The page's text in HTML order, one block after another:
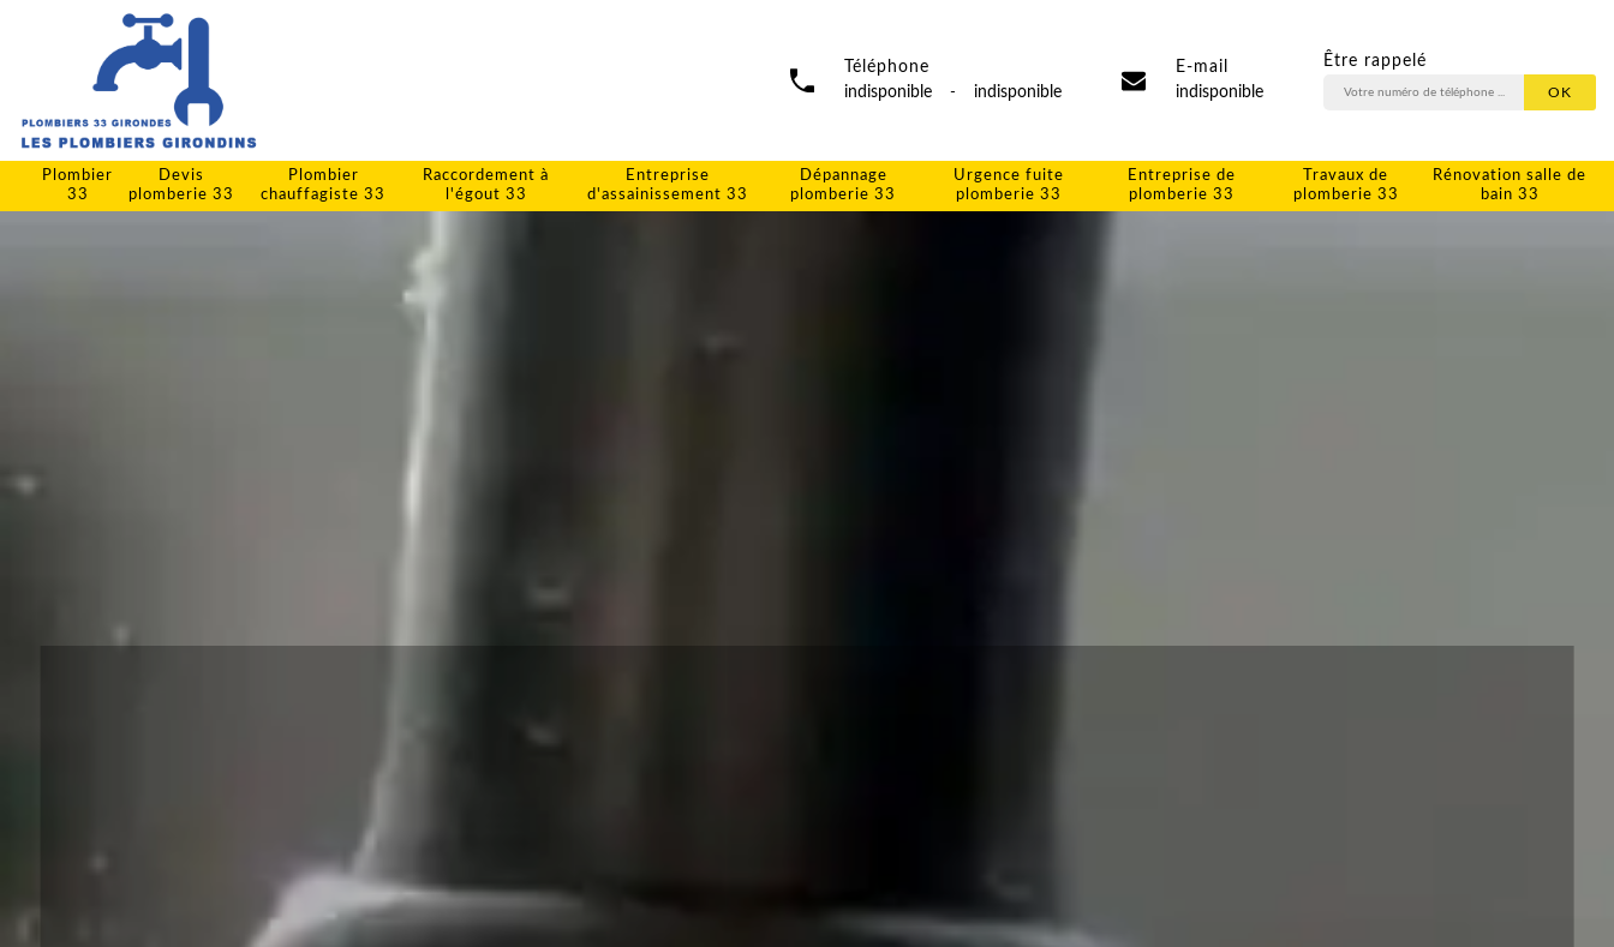
Téléphone
indisponible
- indisponible
E-mail
indisponible
Être rappelé
Plombier
33
Devis
plomberie 33
Plombier
chauffagiste 33
Raccordement à
l'égout 33
Entreprise
d'assainissement 33
Dépannage
plomberie 33
Urgence fuite
plomberie 33
Entreprise de
plomberie 33
Travaux de
plomberie 33
Rénovation salle de
bain 33